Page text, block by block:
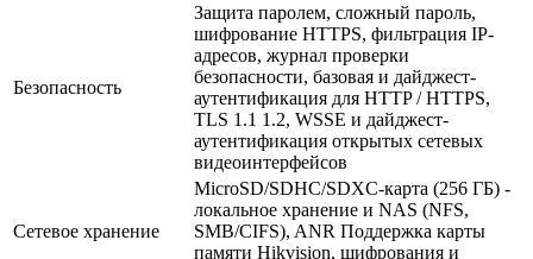
Безопасность
Защита паролем, сложный пароль,
шифрование HTTPS, фильтрация IP-
адресов, журнал проверки
безопасности, базовая и дайджест-
аутентификация для HTTP / HTTPS,
TLS 1.1 1.2, WSSE и дайджест-
аутентификация открытых сетевых
видеоинтерфейсов
Сетевое хранение
MicroSD/SDHC/SDXC-карта (256 ГБ) -
локальное хранение и NAS (NFS,
SMB/CIFS), ANR Поддержка карты
памяти Hikvision, шифрования и